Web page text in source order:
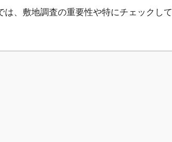
、敷地調査の重要性や特にチェックして